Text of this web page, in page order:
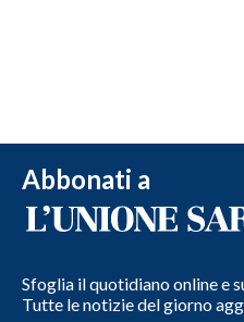
Abbonati a
Sfoglia il quotidiano online e
Tutte le notizie del giorno